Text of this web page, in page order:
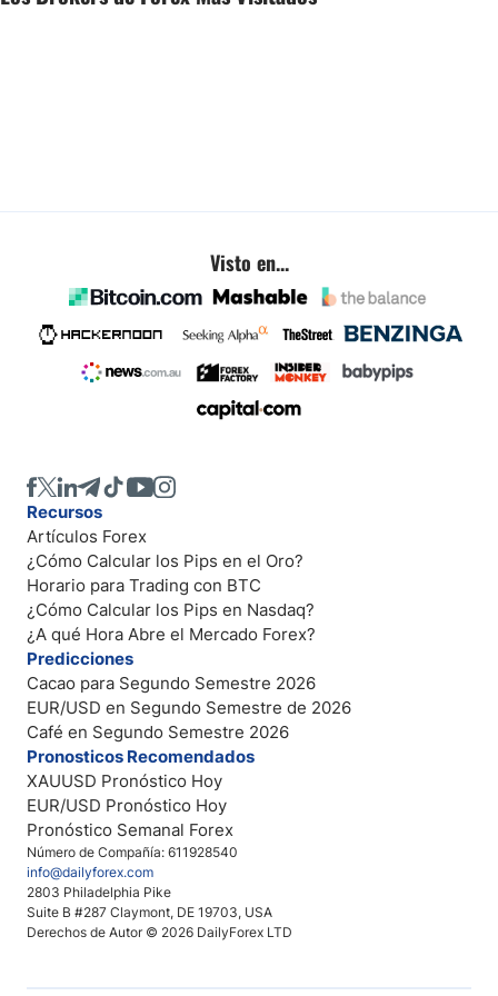
Visto en...
Número de Compañía: 611928540
info@dailyforex.com
2803 Philadelphia Pike
Suite B #287 Claymont, DE 19703, USA
Derechos de Autor © 2026 DailyForex LTD
Recursos
Artículos Forex
¿Cómo Calcular los Pips en el Oro?
Horario para Trading con BTC
¿Cómo Calcular los Pips en Nasdaq?
¿A qué Hora Abre el Mercado Forex?
Predicciones
Cacao para Segundo Semestre 2026
EUR/USD en Segundo Semestre de 2026
Café en Segundo Semestre 2026
Pronosticos Recomendados
XAUUSD Pronóstico Hoy
EUR/USD Pronóstico Hoy
Pronóstico Semanal Forex